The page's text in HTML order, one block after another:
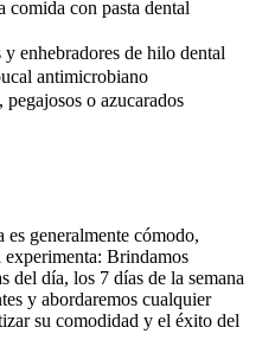
comida con pasta dental
enhebradores de hilo dental
antimicrobiano
o azucarados
generalmente cómodo,
Brindamos
del día, los 7 días de la semana
y abordaremos cualquier
su comodidad y el éxito del